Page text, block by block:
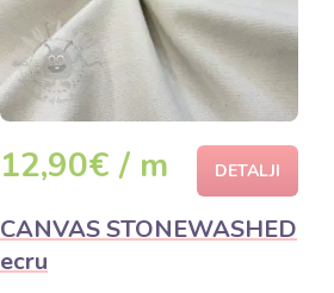
12,90€ / m DETALJI
CANVAS STONEWASHED
ecru